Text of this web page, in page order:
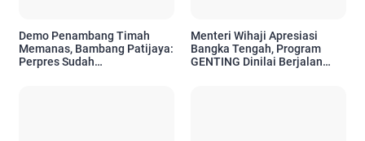
Demo Penambang Timah
Memanas, Bambang Patijaya:
Perpres Sudah
Menteri Wihaji Apresiasi
Bangka Tengah, Program
GENTING Dinilai Berjalan